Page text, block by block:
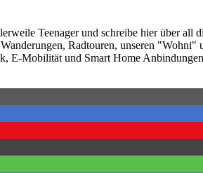
Teenager und schreibe hier über all
Radtouren, unseren
E-Mobilität und Smart Home